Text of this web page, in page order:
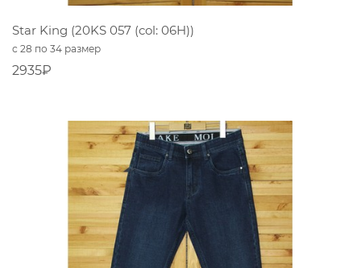
Star King (20KS 057 (col: 06H))
с 28 по 34 размер
2935₽